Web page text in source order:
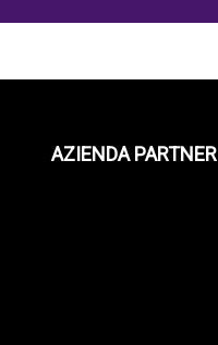
AZIENDA PARTNER